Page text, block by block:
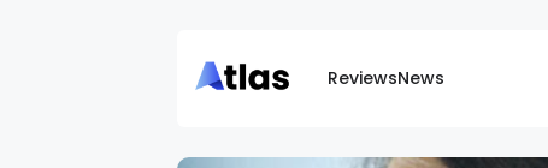
ReviewsNews